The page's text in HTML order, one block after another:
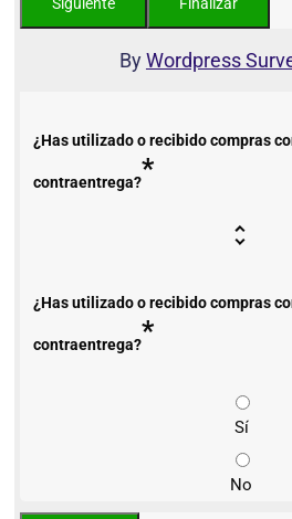
ByWordpress
¿Has utilizado o recibido compras
contraentrega?*
¿Has utilizado o recibido compras
contraentrega?*
Sí
No